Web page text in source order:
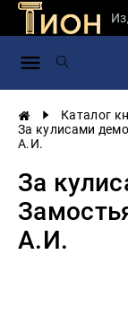
Каталог
За кулисами
А.И.
За
А.И.
России
Экономика
и